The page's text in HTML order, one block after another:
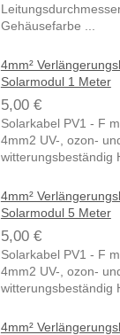
Gehäusefarbe ...
4mm²
Solarmodul 1 Meter
5,00 €
Solarkabel PV1 - F
4mm2 UV-, ozon-
witterungsbeständig
4mm²
Solarmodul 5 Meter
5,00 €
Solarkabel PV1 - F
4mm2 UV-, ozon-
witterungsbeständig
4mm²